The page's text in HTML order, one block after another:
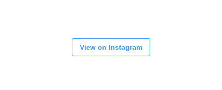
View on Instagram